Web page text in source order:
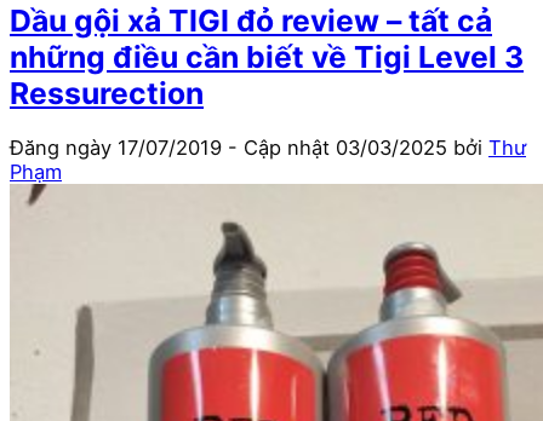
Dầu gội xả TIGI đỏ review – tất cả
những điều cần biết về Tigi Level 3
Ressurection
Đăng ngày 17/07/2019 - Cập nhật 03/03/2025 bởi Thư
Phạm